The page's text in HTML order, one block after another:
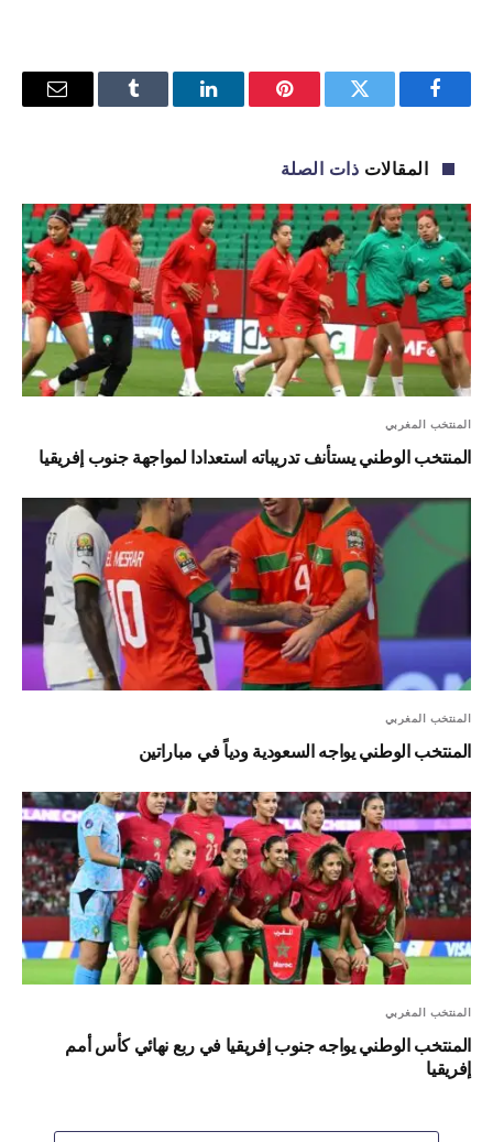
فيسبوك تويتر بينتيريستلينكدإن Tumblr
البريد
المقالات ذات الصلة
المنتخب المغربي
المنتخب الوطني يستأنف تدريباته استعدادا لمواجهة جنوب إفريقيا
المنتخب المغربي
المنتخب الوطني يواجه السعودية ودياً في مباراتين
المنتخب المغربي
المنتخب الوطني يواجه جنوب إفريقيا في ربع نهائي كأس أمم
إفريقيا